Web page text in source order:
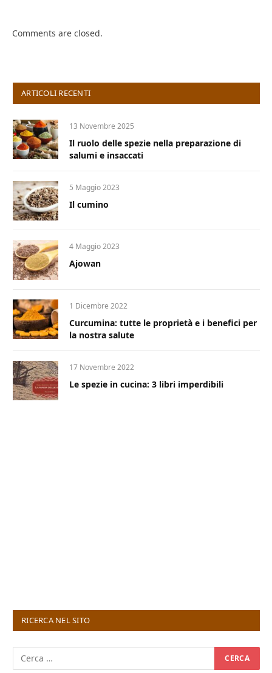
Comments are closed.
ARTICOLI RECENTI
13 Novembre 2025
Il ruolo delle spezie nella preparazione di
salumi e insaccati
5 Maggio 2023
Il cumino
4 Maggio 2023
Ajowan
1 Dicembre 2022
Curcumina: tutte le proprietà e i benefici per
la nostra salute
17 Novembre 2022
Le spezie in cucina: 3 libri imperdibili
RICERCA NEL SITO